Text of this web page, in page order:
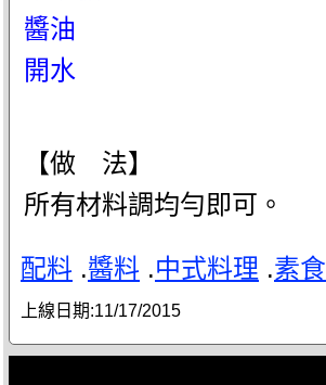
醬油
開水
【做 法】
所有材料調均勻即可。
配料 .醬料 .中式料理 .素食
上線日期:11/17/2015